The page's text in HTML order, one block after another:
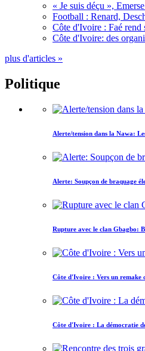
« Je suis déçu »,
Football : Renard,
Côte d'Ivoire : Faé rend
Côte d'Ivoire: des
plus d'articles »
Politique
Alerte/tension dans la Nawa:
Alerte: Soupçon de braquage
Rupture avec le clan Gbagbo:
Côte d'Ivoire : Vers un remake
Côte d'Ivoire : La démocratie